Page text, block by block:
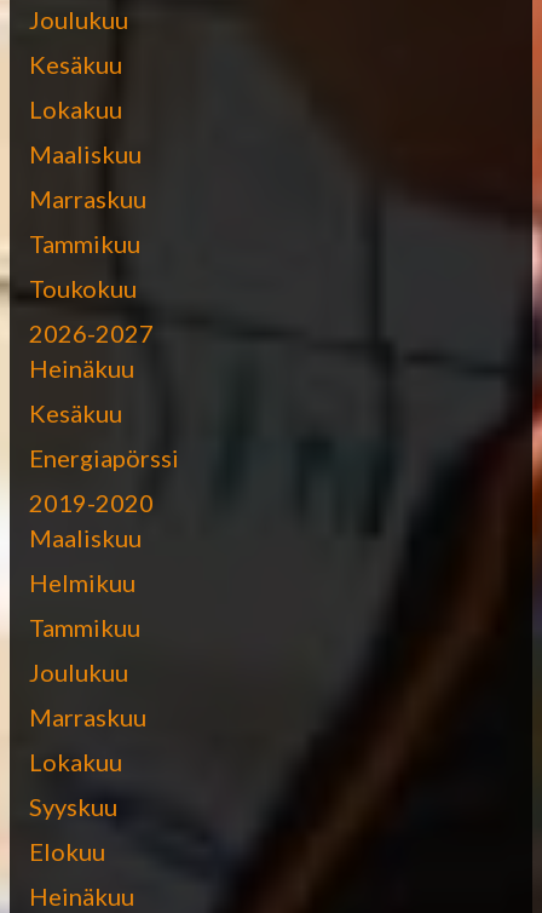
Joulukuu
Kesäkuu
Lokakuu
Maaliskuu
Marraskuu
Tammikuu
Toukokuu
2026-2027
Heinäkuu
Kesäkuu
Energiapörssi
2019-2020
Maaliskuu
Helmikuu
Tammikuu
Joulukuu
Marraskuu
Lokakuu
Syyskuu
Elokuu
Heinäkuu